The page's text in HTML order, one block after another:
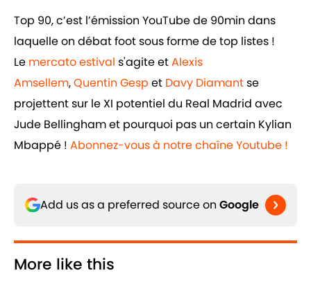
Top 90, c’est l’émission YouTube de 90min dans
laquelle on débat foot sous forme de top listes !
Le mercato estival s'agite etAlexis
Amsellem,Quentin Gesp et Davy Diamantse
projettent sur le XI potentiel du Real Madrid avec
Jude Bellingham et pourquoi pas un certain Kylian
Mbappé ! Abonnez-vous à notre chaîne Youtube !
Add us as a preferred source on Google
More like this